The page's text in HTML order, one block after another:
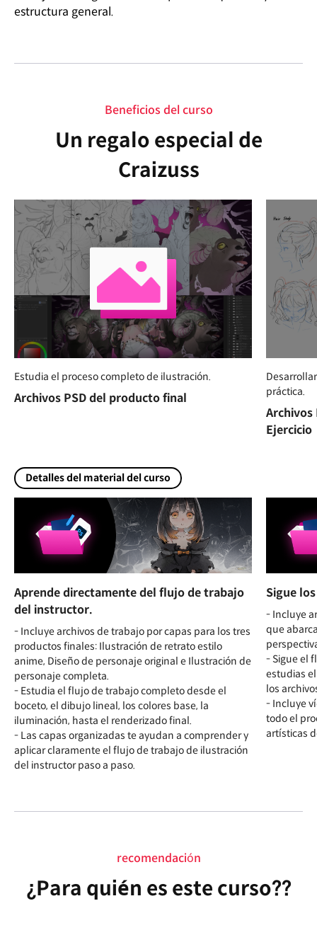
estructura general.
Beneficios del curso
Un regalo especial de
Craizuss
Estudia el proceso completo de ilustración.
Archivos PSD del producto final
práctica.
Archivos
Ejercicio
Detalles del material del curso
Aprende directamente del flujo de trabajo
del instructor.
- Incluye archivos de trabajo por capas para los tres
productos finales: Ilustración de retrato estilo
anime, Diseño de personaje original e Ilustración de
personaje completa.
- Estudia el flujo de trabajo completo desde el
boceto, el dibujo lineal, los colores base, la
iluminación, hasta el renderizado final.
- Las capas organizadas te ayudan a comprender y
aplicar claramente el flujo de trabajo de ilustración
del instructor paso a paso.
Sigue
- Incluye
que
- Sigue el
estudias
los
- Incluye
todo el
artísticas
recomendación
¿Para quién es este curso??